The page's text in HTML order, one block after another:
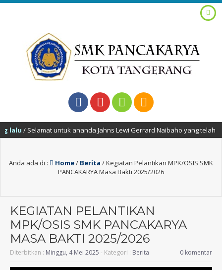
lalu/ Selamat untuk ananda Jahns Lewi Gerrard Naibaho yang telah
Anda ada di : Home/ Berita /Kegiatan Pelantikan MPK/OSIS SMK
PANCAKARYA Masa Bakti 2025/2026
KEGIATAN PELANTIKAN
MPK/OSIS SMK PANCAKARYA
MASA BAKTI 2025/2026
Diterbitkan : Minggu, 4 Mei 2025 - Kategori : Berita 0 komentar